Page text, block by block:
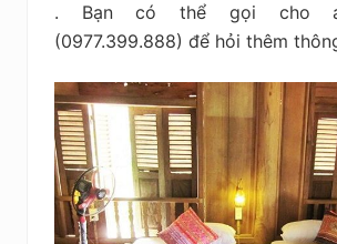
. Bạn có thể gọi cho
(0977.399.888) để hỏi thêm